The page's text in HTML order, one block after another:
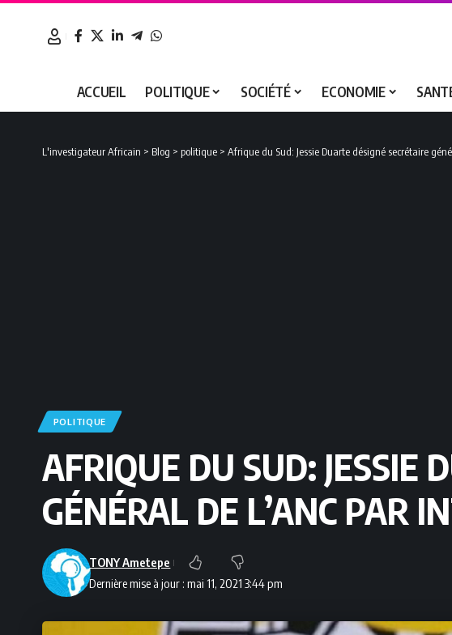
ACCUEIL POLITIQUE SOCIÉTÉ ECONOMIE
L'investigateur Africain > Blog > politique > Afrique du Sud: Jessie Duarte désigné secrétaire
POLITIQUE
AFRIQUE DU SUD: JESSIE
GÉNÉRAL DE L’ANC PAR
Dernière mise à jour : mai 11, 2021 3:44 pm
TONY Ametepe